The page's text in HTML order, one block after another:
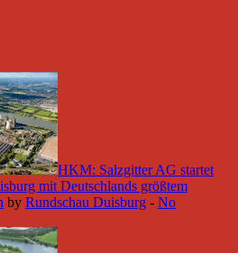
HKM: Salzgitter AG startet
mit Deutschlands größtem
by Rundschau Duisburg - No